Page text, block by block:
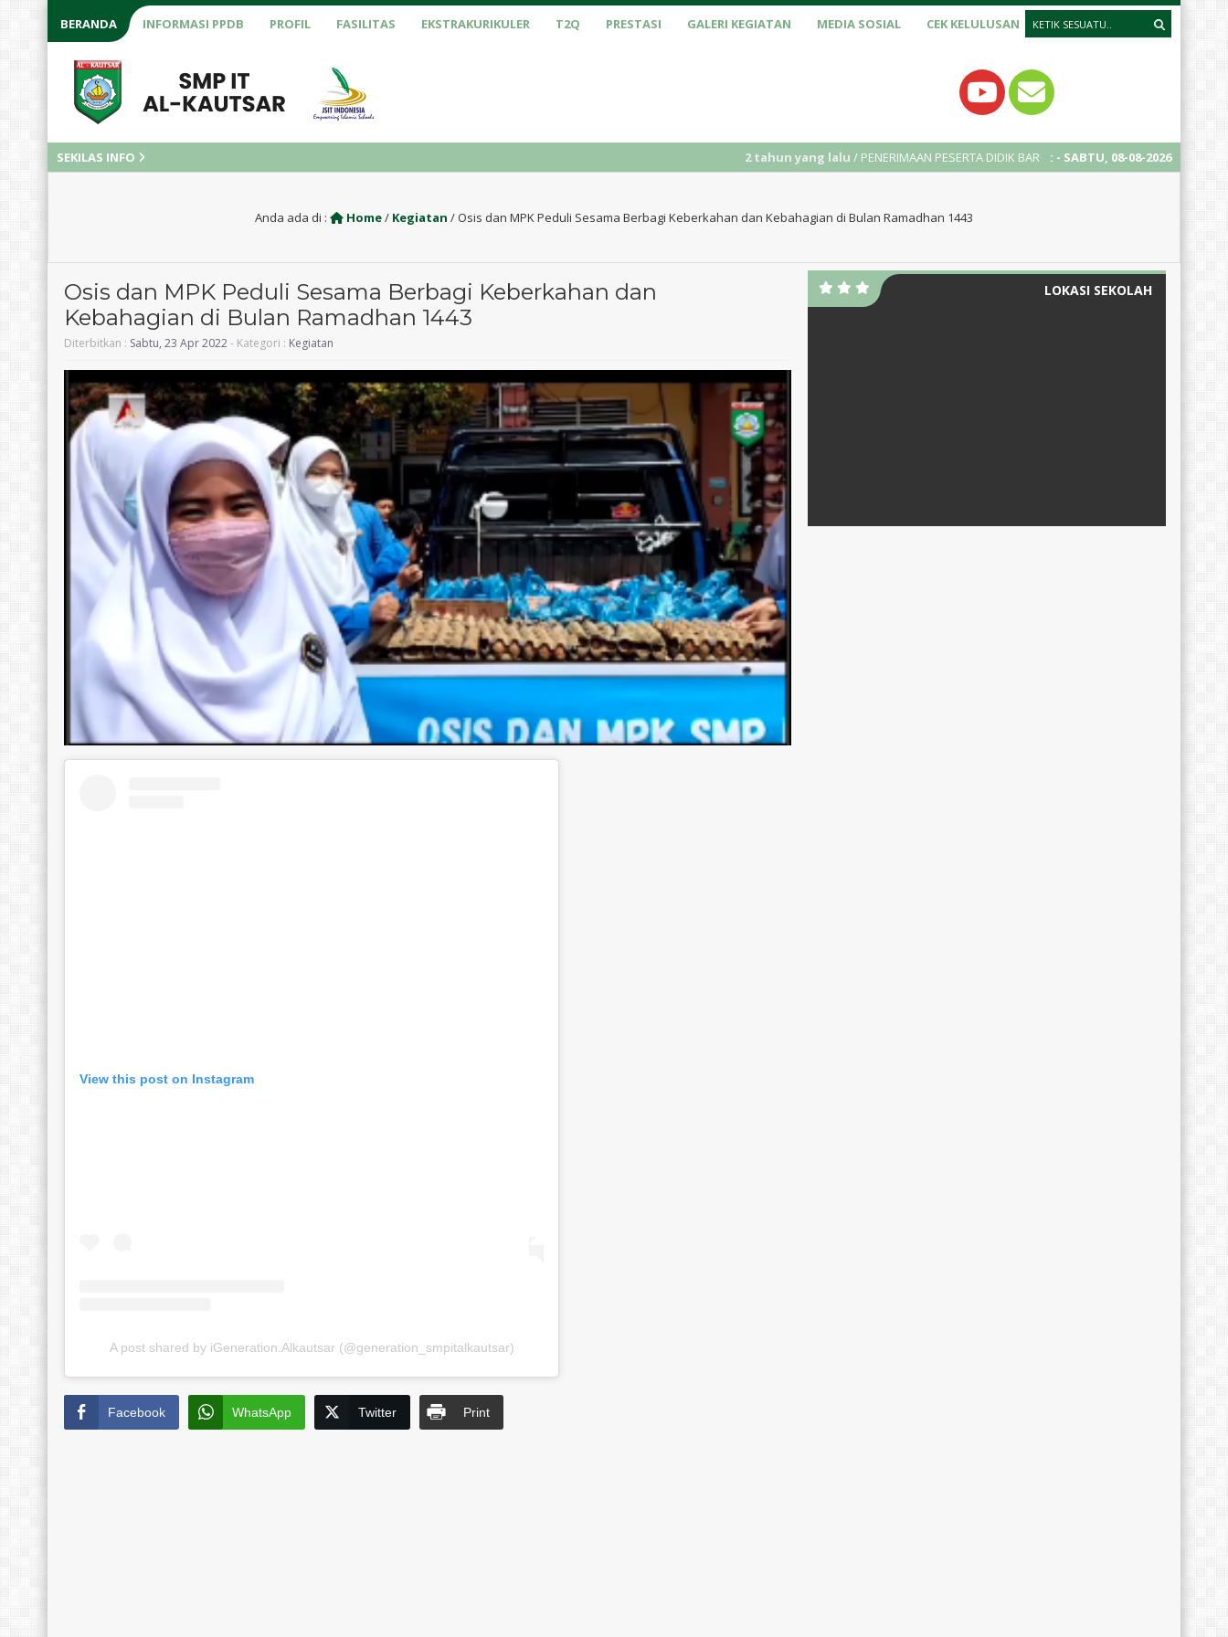
BERANDA INFORMASI PPDB PROFIL FASILITAS EKSTRAKURIKULER T2Q PRESTASI GALERI KEGIATAN MEDIA SOSIAL CEK KELULUSAN
SEKILAS INFO : - SABTU, 08-08-2026
2 tahun yang lalu / PENERIMAAN PESERTA DIDIK BARU (PPDB) TAHUN AJARAN 2025/2026
Anda ada di : Home/ Kegiatan / Osis dan MPK Peduli Sesama Berbagi Keberkahan dan Kebahagian di Bulan Ramadhan 1443
Osis dan MPK Peduli Sesama Berbagi Keberkahan dan
Kebahagian di Bulan Ramadhan 1443
Diterbitkan : Sabtu, 23 Apr 2022- Kategori : Kegiatan
View this post on Instagram
A post shared by iGeneration.Alkautsar (@generation_smpitalkautsar)
Facebook WhatsApp Twitter Print
LOKASI SEKOLAH